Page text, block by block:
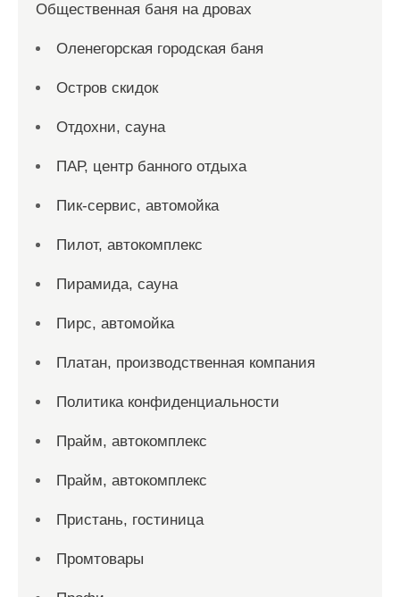
Общественная баня на дровах
Оленегорская городская баня
Остров скидок
Отдохни, сауна
ПАР, центр банного отдыха
Пик-сервис, автомойка
Пилот, автокомплекс
Пирамида, сауна
Пирс, автомойка
Платан, производственная компания
Политика конфиденциальности
Прайм, автокомплекс
Прайм, автокомплекс
Пристань, гостиница
Промтовары